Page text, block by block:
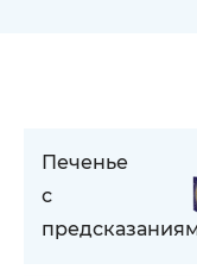
Печенье
с